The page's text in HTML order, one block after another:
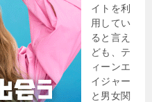
イトを利
用してい
ると言え
ども、テ
ィーンエ
イジャー
と男女関